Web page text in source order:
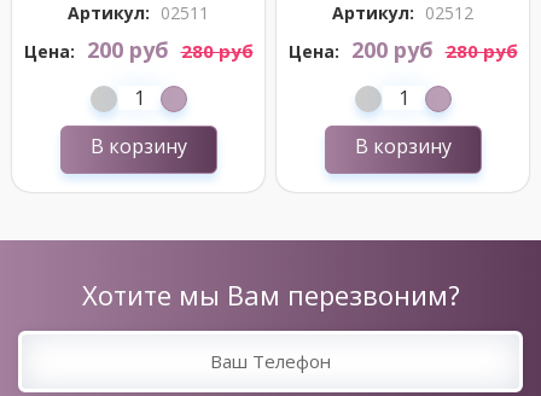
Артикул: 02511
Цена:
200 руб 280 руб
В корзину
Артикул: 02512
Цена:
200 руб 280 руб
В корзину
Хотите мы Вам перезвоним?